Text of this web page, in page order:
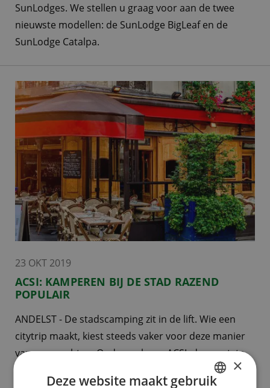
SunLodges. We stellen u graag voor aan de twee
nieuwste modellen: de SunLodge BigLeaf en de
SunLodge Catalpa.
23 OKT 2019
ACSI: KAMPEREN BIJ DE STAD RAZEND
POPULAIR
ANDELST - De stadscamping zit in de lift. Wie een
citytrip maakt, kiest steeds vaker voor deze manier
van overnachten. Onderzoek van ACSI, de grootste
kampeerspecialist van Europa, wijst uit dat maar×
Deze website maakt gebruik